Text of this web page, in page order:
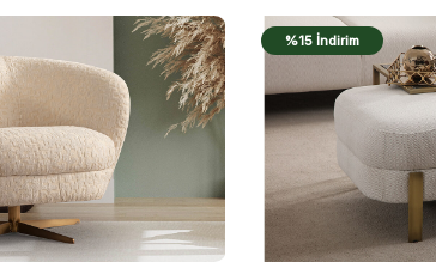
%15 İndirim